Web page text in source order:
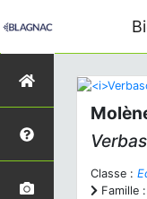
Classe :
Famille :